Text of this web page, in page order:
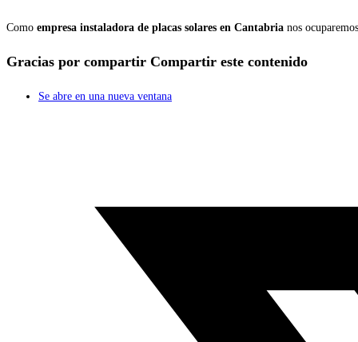
Como empresa instaladora de placas solares en Cantabria nos
Gracias por compartir Compartir este contenido
Se abre en una nueva ventana